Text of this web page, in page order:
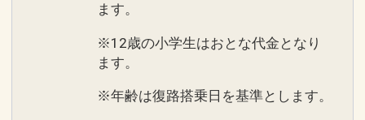
ます。
※12歳の小学生はおとな代金となり
ます。
※年齢は復路搭乗日を基準とします。